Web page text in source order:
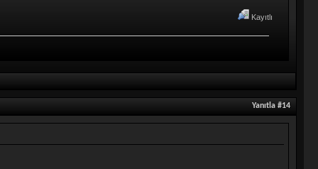
Kayıtlı
Yanıtla #14